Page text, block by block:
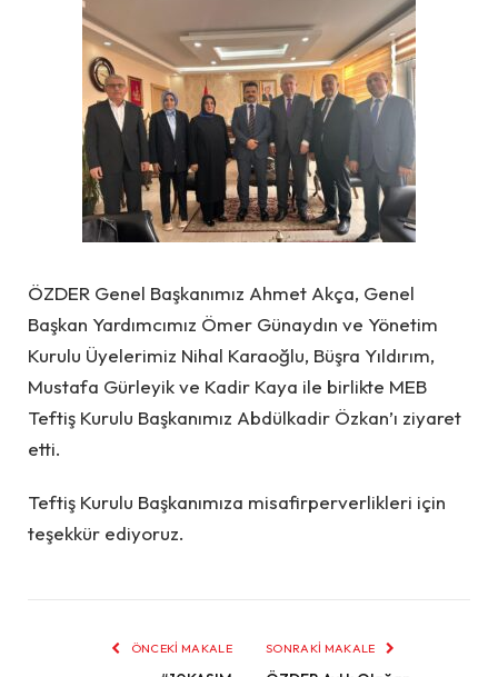
ÖZDER Genel Başkanımız Ahmet Akça, Genel
Başkan Yardımcımız Ömer Günaydın ve Yönetim
Kurulu Üyelerimiz Nihal Karaoğlu, Büşra Yıldırım,
Mustafa Gürleyik ve Kadir Kaya ile birlikte MEB
Teftiş Kurulu Başkanımız Abdülkadir Özkan’ı ziyaret
etti.
Teftiş Kurulu Başkanımıza misafirperverlikleri için
teşekkür ediyoruz.
ÖNCEKI MAKALE SONRAKI MAKALE